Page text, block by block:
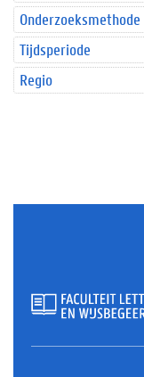
Onderzoeksmethode
Tijdsperiode
Regio